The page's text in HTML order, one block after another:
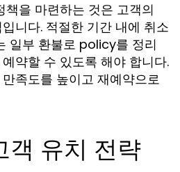
책을 마련하는 것은 고객의
니다. 적절한 기간 내에 취소
일부 환불로 policy를 정리
약할 수 있도록 해야 합니다.
족도를 높이고 재예약으로
객 유치 전략